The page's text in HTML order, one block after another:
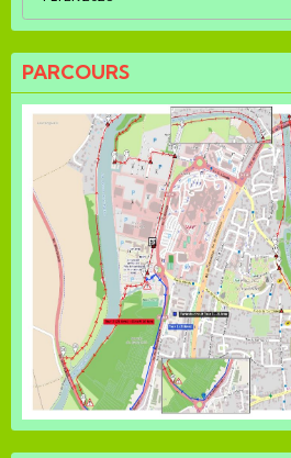
PARCOURS